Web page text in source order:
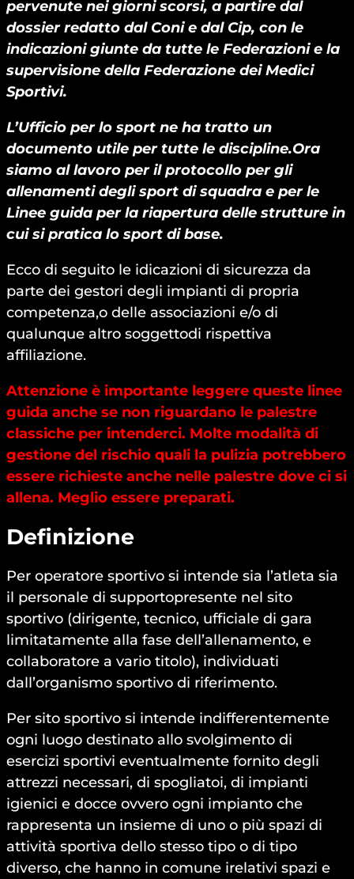
pervenute nei giorni scorsi, a partire dal
dossier redatto dal Coni e dal Cip, con le
indicazioni giunte da tutte le Federazioni e la
supervisione della Federazione dei Medici
Sportivi.
L’Ufficio per lo sport ne ha tratto un
documento utile per tutte le discipline.Ora
siamo al lavoro per il protocollo per gli
allenamenti degli sport di squadra e per le
Linee guida per la riapertura delle strutture in
cui si pratica lo sport di base.
Ecco di seguito le idicazioni di sicurezza da
parte dei gestori degli impianti di propria
competenza,o delle associazioni e/o di
qualunque altro soggettodi rispettiva
affiliazione.
Attenzione è importante leggere queste linee
guida anche se non riguardano le palestre
classiche per intenderci. Molte modalità di
gestione del rischio quali la pulizia potrebbero
essere richieste anche nelle palestre dove ci si
allena. Meglio essere preparati.
Definizione
Per operatore sportivo si intende sia l’atleta sia
il personale di supportopresente nel sito
sportivo (dirigente, tecnico, ufficiale di gara
limitatamente alla fase dell’allenamento, e
collaboratore a vario titolo), individuati
dall’organismo sportivo di riferimento.
Per sito sportivo si intende indifferentemente
ogni luogo destinato allo svolgimento di
esercizi sportivi eventualmente fornito degli
attrezzi necessari, di spogliatoi, di impianti
igienici e docce ovvero ogni impianto che
rappresenta un insieme di uno o più spazi di
attività sportiva dello stesso tipo o di tipo
diverso, che hanno in comune irelativi spazi e